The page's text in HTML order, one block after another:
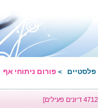
פלסטיים > פורום ניתוחי אף